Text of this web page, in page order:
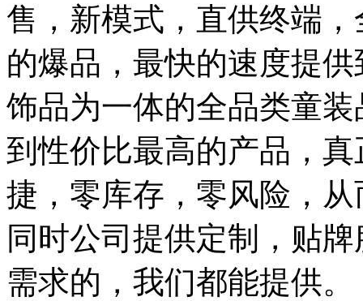
售，新模式，直供终端
的爆品，最快的速度提
饰品为一体的全品类童
到性价比最高的产品，
捷，零库存，零风险，
同时公司提供定制，贴
需求的，我们都能提供。